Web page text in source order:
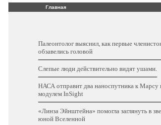
Главная
Палеонтолог выяснил, как первые
обзавелись головой
Слепые люди действительно видят ушами.
НАСА отправит два наноспутника к Марсу
модулем InSight
«Линза Эйнштейна» помогла заглянуть в
юной Вселенной